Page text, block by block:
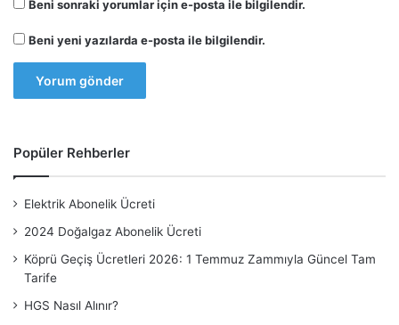
Beni sonraki yorumlar için e-posta ile bilgilendir.
Beni yeni yazılarda e-posta ile bilgilendir.
Popüler Rehberler
Elektrik Abonelik Ücreti
2024 Doğalgaz Abonelik Ücreti
Köprü Geçiş Ücretleri 2026: 1 Temmuz Zammıyla Güncel Tam
Tarife
HGS Nasıl Alınır?